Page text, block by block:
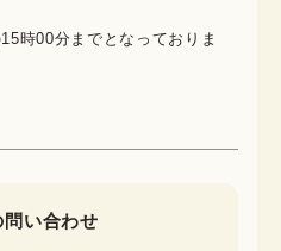
時00分までとなっておりま
問い合わせ